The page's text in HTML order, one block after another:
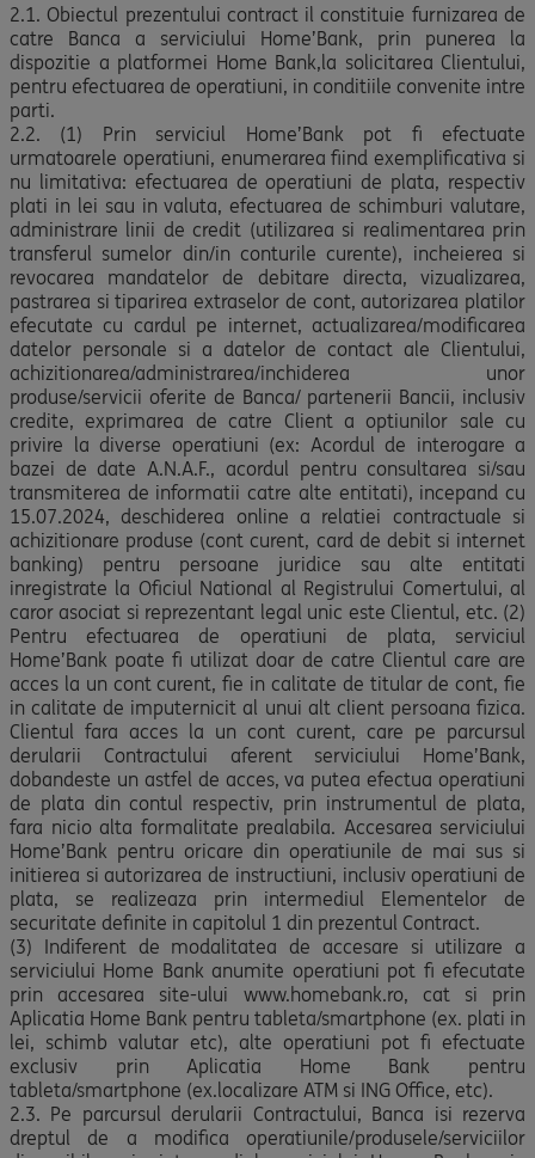
2.1. Obiectul prezentului contract il constituie furnizarea de
catre Banca a serviciului Home’Bank, prin punerea la
dispozitie a platformei Home Bank,la solicitarea Clientului,
pentru efectuarea de operatiuni, in conditiile convenite intre
parti.
2.2. (1) Prin serviciul Home’Bank pot fi efectuate
urmatoarele operatiuni, enumerarea fiind exemplificativa si
nu limitativa: efectuarea de operatiuni de plata, respectiv
plati in lei sau in valuta, efectuarea de schimburi valutare,
administrare linii de credit (utilizarea si realimentarea prin
transferul sumelor din/in conturile curente), incheierea si
revocarea mandatelor de debitare directa, vizualizarea,
pastrarea si tiparirea extraselor de cont, autorizarea platilor
efecutate cu cardul pe internet, actualizarea/modificarea
datelor personale si a datelor de contact ale Clientului,
achizitionarea/administrarea/inchiderea unor
produse/servicii oferite de Banca/ partenerii Bancii, inclusiv
credite, exprimarea de catre Client a optiunilor sale cu
privire la diverse operatiuni (ex: Acordul de interogare a
bazei de date A.N.A.F., acordul pentru consultarea si/sau
transmiterea de informatii catre alte entitati), incepand cu
15.07.2024, deschiderea online a relatiei contractuale si
achizitionare produse (cont curent, card de debit si internet
banking) pentru persoane juridice sau alte entitati
inregistrate la Oficiul National al Registrului Comertului, al
caror asociat si reprezentant legal unic este Clientul, etc. (2)
Pentru efectuarea de operatiuni de plata, serviciul
Home’Bank poate fi utilizat doar de catre Clientul care are
acces la un cont curent, fie in calitate de titular de cont, fie
in calitate de imputernicit al unui alt client persoana fizica.
Clientul fara acces la un cont curent, care pe parcursul
derularii Contractului aferent serviciului Home’Bank,
dobandeste un astfel de acces, va putea efectua operatiuni
de plata din contul respectiv, prin instrumentul de plata,
fara nicio alta formalitate prealabila. Accesarea serviciului
Home’Bank pentru oricare din operatiunile de mai sus si
initierea si autorizarea de instructiuni, inclusiv operatiuni de
plata, se realizeaza prin intermediul Elementelor de
securitate definite in capitolul 1 din prezentul Contract.
(3) Indiferent de modalitatea de accesare si utilizare a
serviciului Home Bank anumite operatiuni pot fi efecutate
prin accesarea site-ului www.homebank.ro, cat si prin
Aplicatia Home Bank pentru tableta/smartphone (ex. plati in
lei, schimb valutar etc), alte operatiuni pot fi efectuate
exclusiv prin Aplicatia Home Bank pentru
tableta/smartphone (ex.localizare ATM si ING Office, etc).
2.3. Pe parcursul derularii Contractului, Banca isi rezerva
dreptul de a modifica operatiunile/produsele/serviciilor